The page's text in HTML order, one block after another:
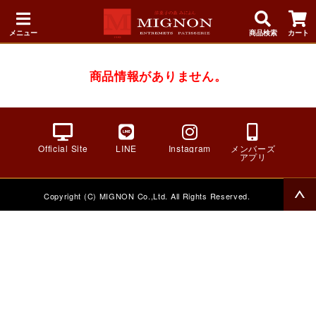
メニュー 商品検索 カート
商品情報がありません。
Official Site LINE Instagram メンバーズ
アプリ
Copyright (C) MIGNON Co.,Ltd. All Rights Reserved.